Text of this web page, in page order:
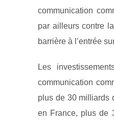
communication
par ailleurs contre
barrière à l’entrée
Les
communication
plus de 30 milliards
en France, plus de